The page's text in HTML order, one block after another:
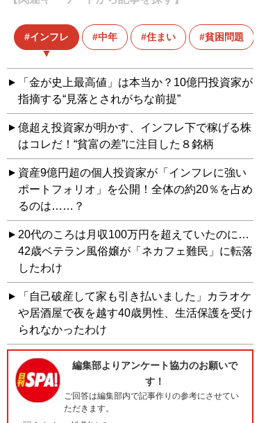
インフレ 中年 住まい 貧困問題
「金が史上最高値」は本当か？10億円投資家が
指摘する“見落とされがちな前提”
億超え投資家が明かす、インフレ下で稼げる株
はコレだ！“貧富の差”に注目した８銘柄
資産9億円超の個人投資家が「インフレに強い
ポートフォリオ」を公開！全体の約20％を占め
るのは……？
20代のころは月収100万円を超えていたのに…
42歳ベテラン風俗嬢が「ネカフェ難民」に転落
したわけ
「自己破産して家も引き払いました」カラオケ
や居酒屋で夜を越す40歳男性、生活保護を受け
られなかったわけ